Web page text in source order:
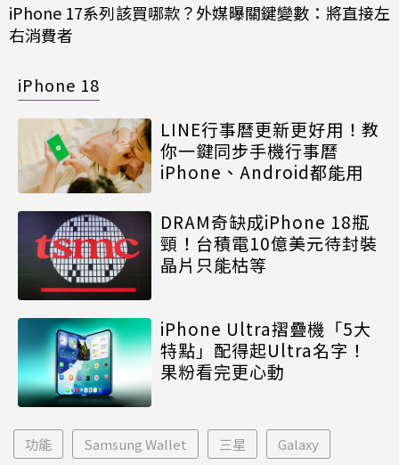
iPhone 17系列該買哪款？外媒曝關鍵變數：將直接左
右消費者
iPhone 18
LINE行事曆更新更好用！教
你一鍵同步手機行事曆
iPhone、Android都能用
DRAM奇缺成iPhone 18瓶
頸！台積電10億美元待封裝
晶片只能枯等
iPhone Ultra摺疊機「5大
特點」配得起Ultra名字！
果粉看完更心動
功能 Samsung Wallet 三星 Galaxy